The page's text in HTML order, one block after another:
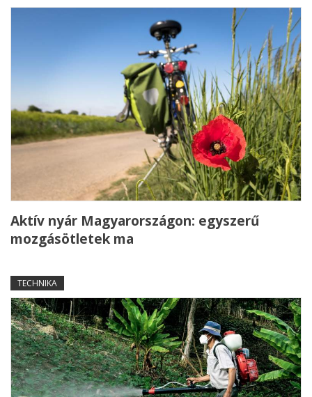
Aktív nyár Magyarországon: egyszerű
mozgásötletek ma
TECHNIKA